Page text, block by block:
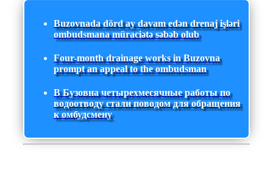
Buzovnada dörd ay davam edən drenaj işləri
ombudsmana müraciətə səbəb olub
Four-month drainage works in Buzovna
prompt an appeal to the ombudsman
В Бузовна четырехмесячные работы по
водоотводу стали поводом для обращения
к омбудсмену